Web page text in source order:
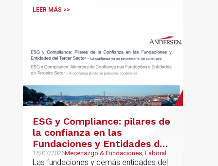
LEER MÁS >>
ESG y Compliance: pilares de
la confianza en las
Fundaciones y Entidades del
Tercer Sector – La confianza
15/07/2026Mecenazgo & Fundaciones, Laboral
Las fundaciones y demás entidades del